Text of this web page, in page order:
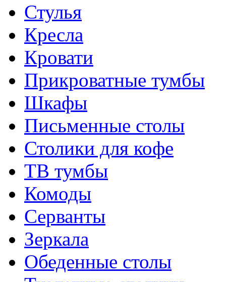
Стулья
Кресла
Кровати
Прикроватные тумбы
Шкафы
Письменные столы
Столики для кофе
ТВ тумбы
Комоды
Серванты
Зеркала
Обеденные столы